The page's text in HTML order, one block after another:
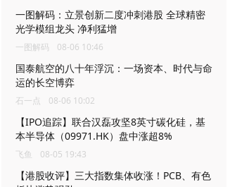
一图解码：立景创新二度冲刺港股 全球精密
光学模组龙头 净利猛增
一图解码 08-06 10:46
国泰航空的八十年浮沉：一场资本、时代与命
运的长空博弈
石一点 08-06 10:02
【IPO追踪】联合汉磊攻坚8英寸碳化硅，基
本半导体（09971.HK）盘中涨超8%
飞鱼 08-05 19:43
【港股收评】三大指数集体收涨！PCB、有色